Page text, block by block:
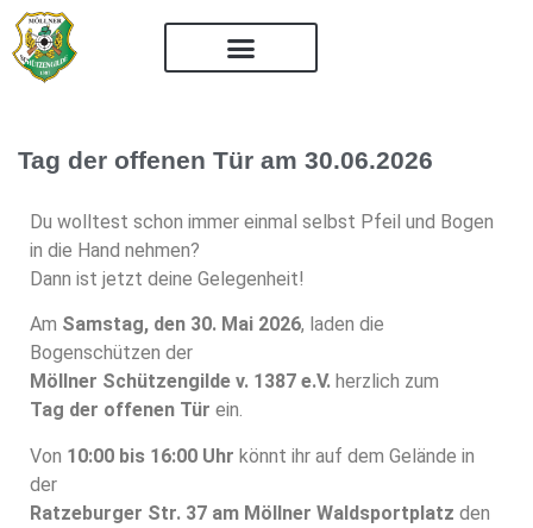
Tag der offenen Tür am 30.06.2026
Du wolltest schon immer einmal selbst Pfeil und Bogen
in die Hand nehmen?
Dann ist jetzt deine Gelegenheit!
Am Samstag, den 30. Mai 2026, laden die
Bogenschützen der
Möllner Schützengilde v. 1387 e.V. herzlich zum
Tag der offenen Tür ein.
Von 10:00 bis 16:00 Uhr könnt ihr auf dem Gelände in
der
Ratzeburger Str. 37 am Möllner Waldsportplatz den